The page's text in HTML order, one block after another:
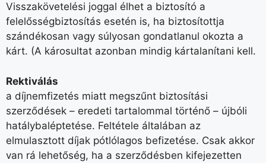
Visszakövetelési joggal élhet a biztosító a
felelősségbiztosítás esetén is, ha biztosítottja
szándékosan vagy súlyosan gondatlanul okozta a
kárt. (A károsultat azonban mindig kártalanítani kell.
Rektiválás
a díjnemfizetés miatt megszűnt biztosítási
szerződések – eredeti tartalommal történő – újbóli
hatálybaléptetése. Feltétele általában az
elmulasztott díjak pótlólagos befizetése. Csak akkor
van rá lehetőség, ha a szerződésben kifejezetten